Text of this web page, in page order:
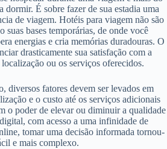
dormir. É sobre fazer de sua estadia uma
de viagem. Hotéis para viagem não são
suas bases temporárias, de onde você
energias e cria memórias duradouras. O
drasticamente sua satisfação com a
ou os serviços oferecidos.
diversos fatores devem ser levados em
e o custo até os serviços adicionais
o poder de elevar ou diminuir a qualidade
com acesso a uma infinidade de
tomar uma decisão informada tornou-
e mais complexo.